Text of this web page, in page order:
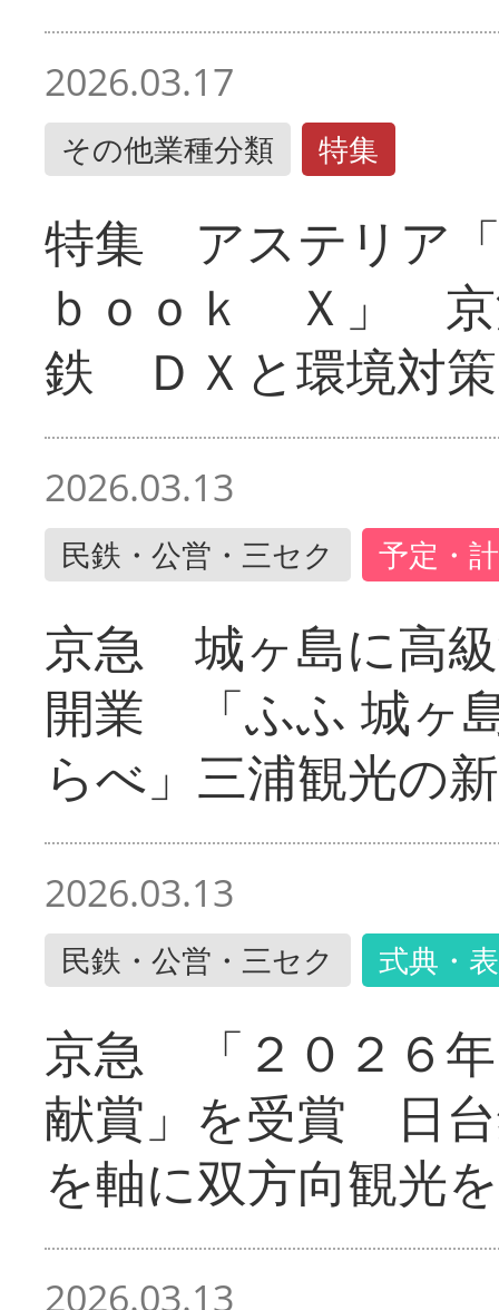
2026.03.17
その他業種分類 特集
特集 アステリア
ｂｏｏｋ Ｘ」 京
鉄 ＤＸと環境対策
2026.03.13
民鉄・公営・三セク 予定・
京急 城ヶ島に高
開業 「ふふ 城ヶ
らべ」三浦観光の
2026.03.13
民鉄・公営・三セク 式典・
京急 「２０２６
献賞」を受賞 日
を軸に双方向観光
2026.03.13